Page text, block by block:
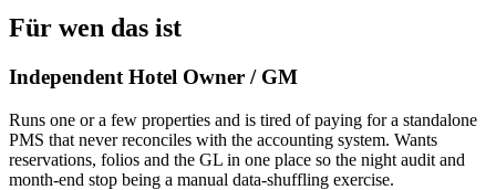
Für wen das ist
Independent Hotel Owner / GM
Runs one or a few properties and is tired of paying for a standalone
PMS that never reconciles with the accounting system. Wants
reservations, folios and the GL in one place so the night audit and
month-end stop being a manual data-shuffling exercise.